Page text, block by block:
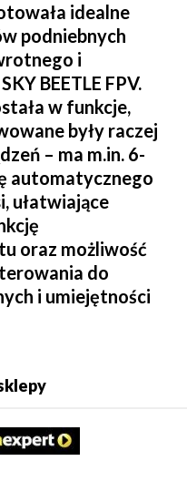
idealne
podniebnych
i
BEETLE FPV.
w funkcje,
były raczej
– ma m.in. 6-
automatycznego
ułatwiające
oraz możliwość
do
i umiejętności